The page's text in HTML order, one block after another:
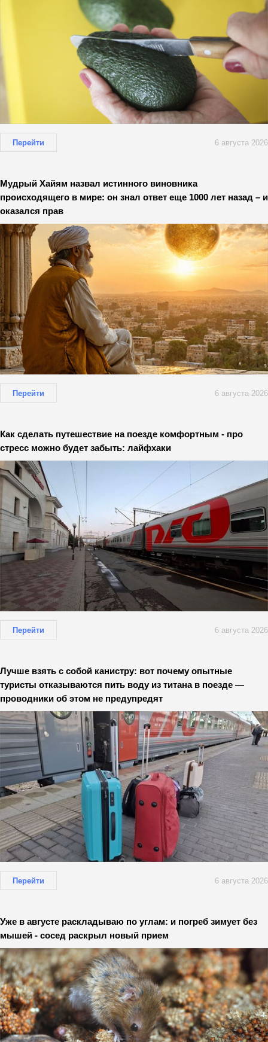
Перейти 6 августа 2026
Мудрый Хайям назвал истинного виновника
происходящего в мире: он знал ответ еще 1000 лет назад – и
оказался прав
Перейти 6 августа 2026
Как сделать путешествие на поезде комфортным - про
стресс можно будет забыть: лайфхаки
Перейти 6 августа 2026
Лучше взять с собой канистру: вот почему опытные
туристы отказываются пить воду из титана в поезде —
проводники об этом не предупредят
Перейти 6 августа 2026
Уже в августе раскладываю по углам: и погреб зимует без
мышей - сосед раскрыл новый прием